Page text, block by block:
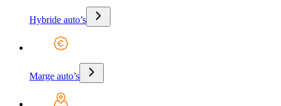
Hybride auto’s
Marge auto’s